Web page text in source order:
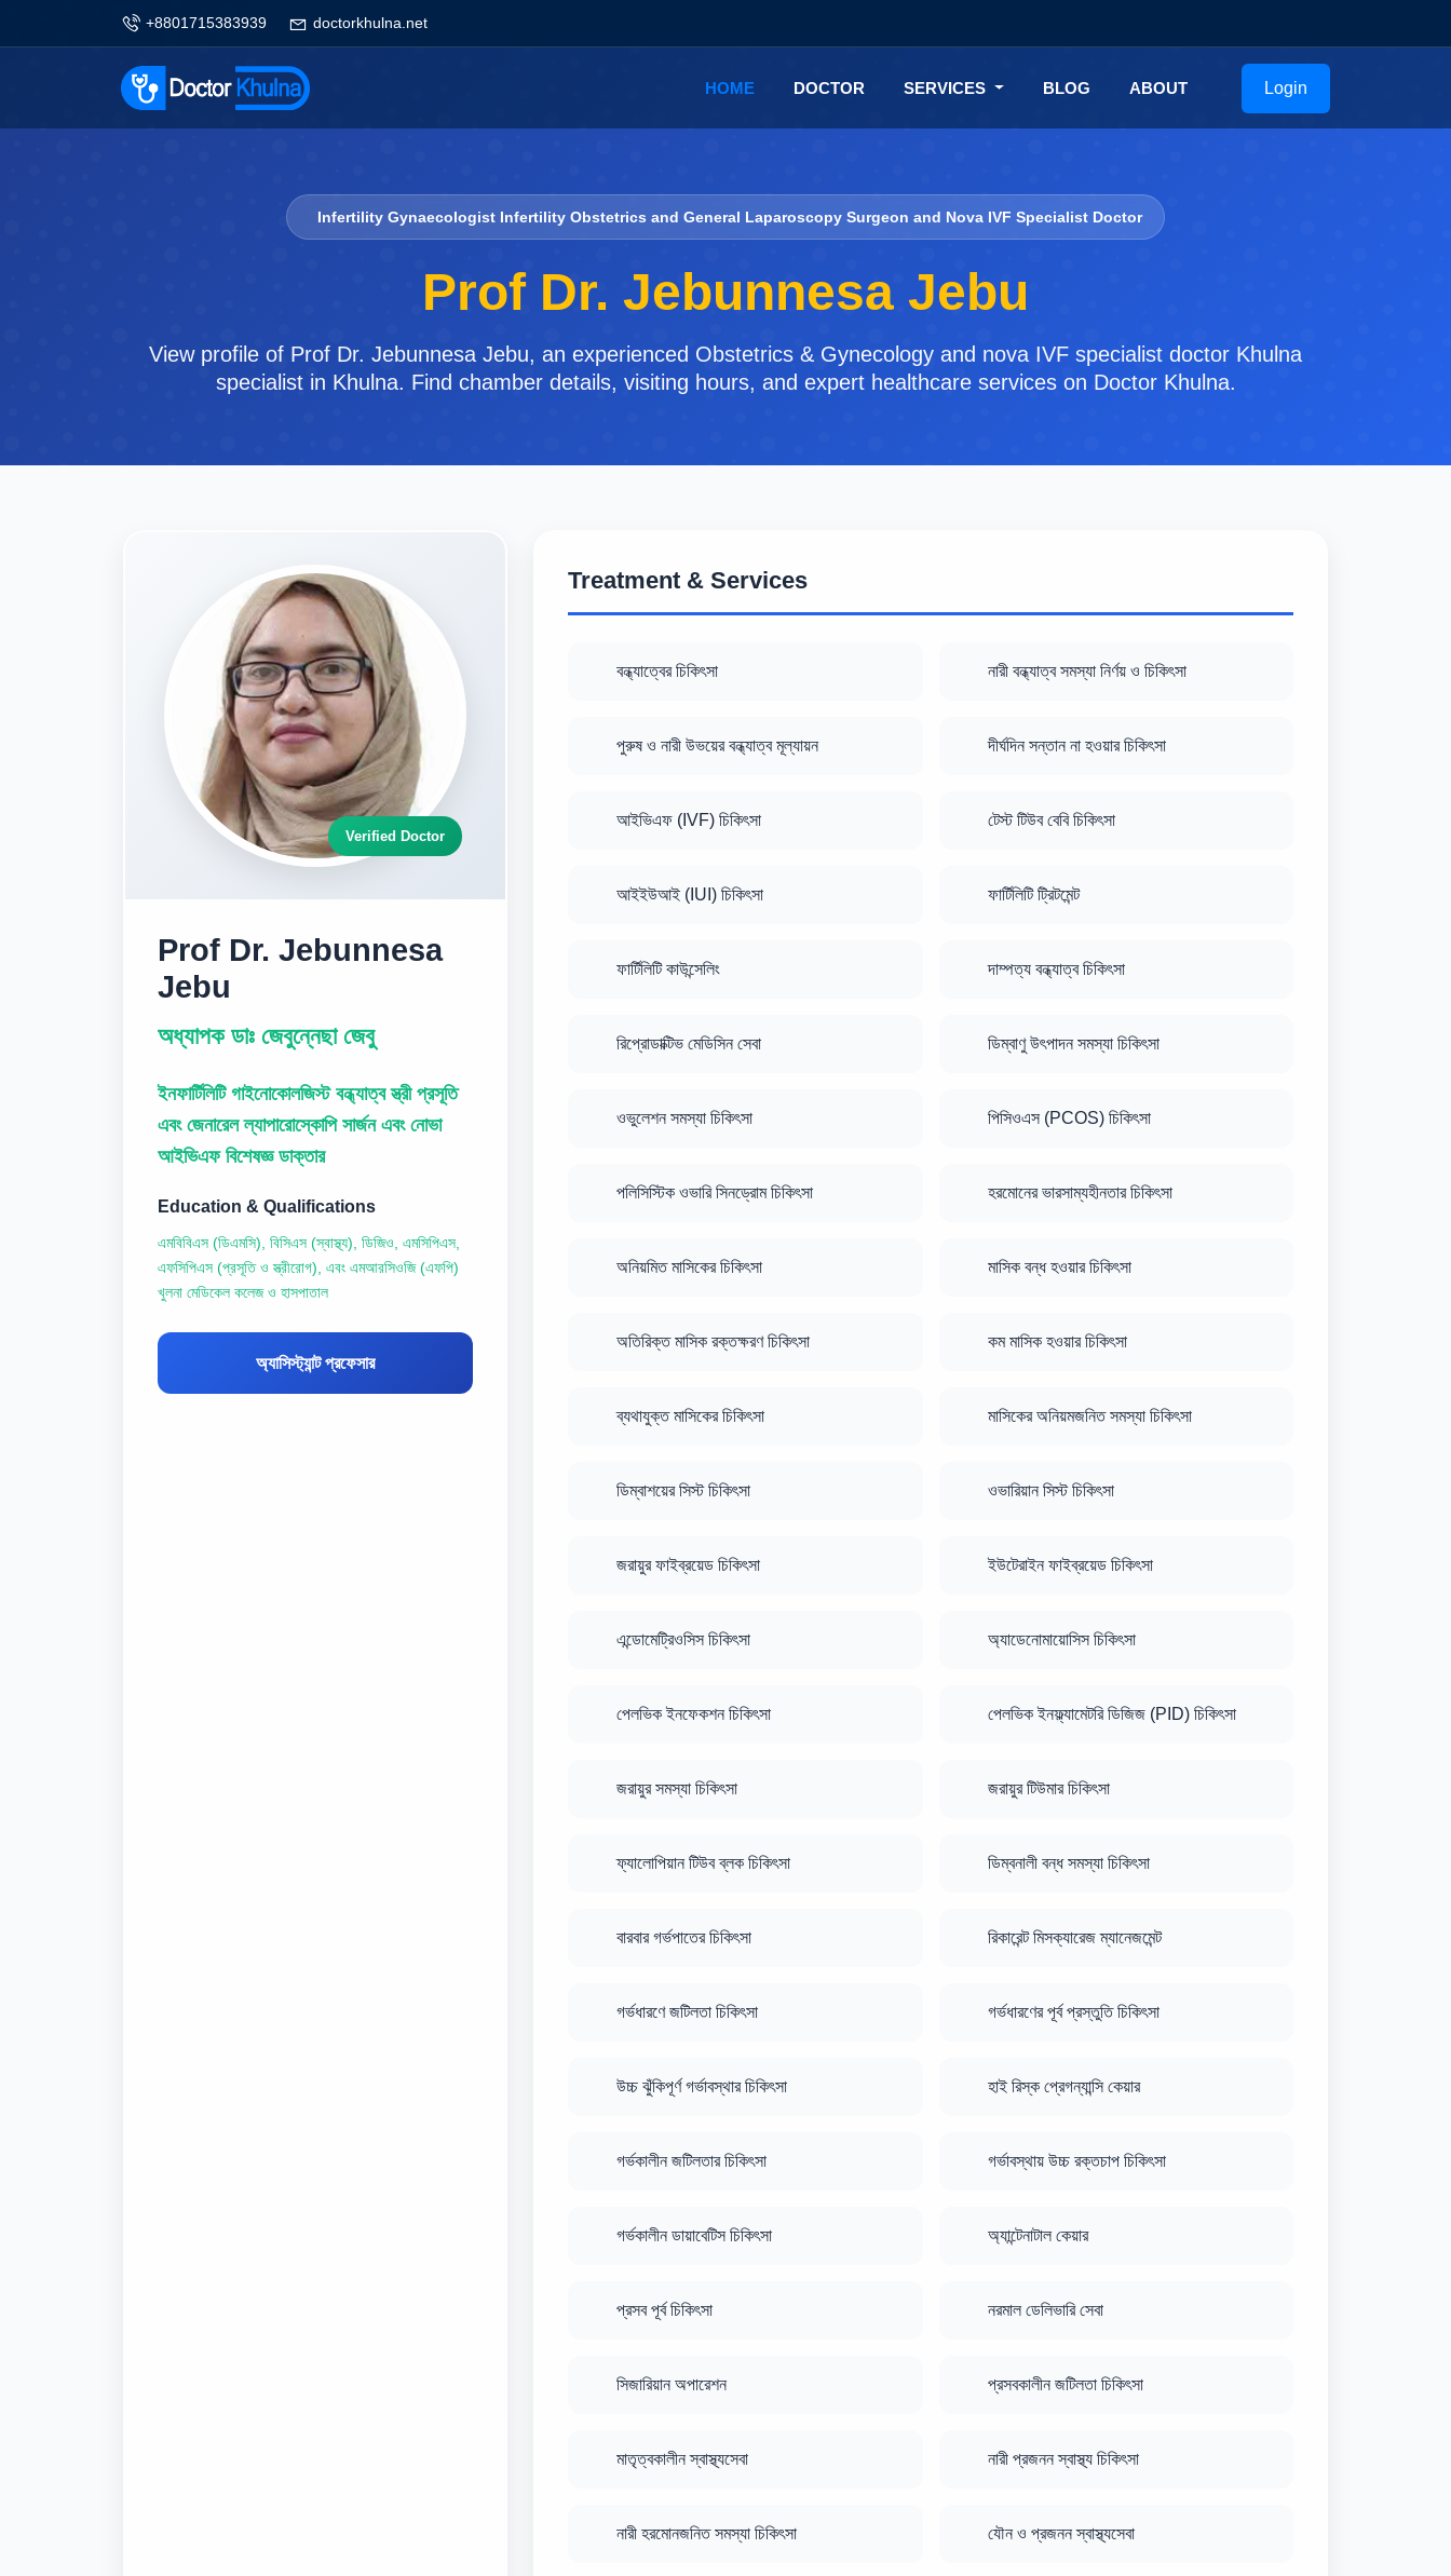
+8801715383939 doctorkhulna.net
HOME DOCTOR SERVICES BLOG ABOUT Login
Infertility Gynaecologist Infertility Obstetrics and General Laparoscopy Surgeon and Nova IVF Specialist Doctor
Prof Dr. Jebunnesa Jebu
View profile of Prof Dr. Jebunnesa Jebu, an experienced Obstetrics & Gynecology and nova IVF specialist doctor Khulna
specialist in Khulna. Find chamber details, visiting hours, and expert healthcare services on Doctor Khulna.
Verified Doctor
Prof Dr. Jebunnesa
Jebu
অধ্যাপক ডাঃ জেবুন্নেছা জেবু
ইনফার্টিলিটি গাইনোকোলজিস্ট বন্ধ্যাত্ব স্ত্রী প্রসূতি
এবং জেনারেল ল্যাপারোস্কোপি সার্জন এবং নোভা
আইভিএফ বিশেষজ্ঞ ডাক্তার
Education & Qualifications
এমবিবিএস (ডিএমসি), বিসিএস (স্বাস্থ্য), ডিজিও, এমসিপিএস,
এফসিপিএস (প্রসূতি ও স্ত্রীরোগ), এবং এমআরসিওজি (এফপি)
খুলনা মেডিকেল কলেজ ও হাসপাতাল
অ্যাসিস্ট্যান্ট প্রফেসার
Treatment & Services
বন্ধ্যাত্বের চিকিৎসা নারী বন্ধ্যাত্ব সমস্যা নির্ণয় ও চিকিৎসা
পুরুষ ও নারী উভয়ের বন্ধ্যাত্ব মূল্যায়ন দীর্ঘদিন সন্তান না হওয়ার চিকিৎসা
আইভিএফ (IVF) চিকিৎসা টেস্ট টিউব বেবি চিকিৎসা
আইইউআই (IUI) চিকিৎসা ফার্টিলিটি ট্রিটমেন্ট
ফার্টিলিটি কাউন্সেলিং দাম্পত্য বন্ধ্যাত্ব চিকিৎসা
রিপ্রোডাক্টিভ মেডিসিন সেবা ডিম্বাণু উৎপাদন সমস্যা চিকিৎসা
ওভুলেশন সমস্যা চিকিৎসা পিসিওএস (PCOS) চিকিৎসা
পলিসিস্টিক ওভারি সিনড্রোম চিকিৎসা হরমোনের ভারসাম্যহীনতার চিকিৎসা
অনিয়মিত মাসিকের চিকিৎসা মাসিক বন্ধ হওয়ার চিকিৎসা
অতিরিক্ত মাসিক রক্তক্ষরণ চিকিৎসা কম মাসিক হওয়ার চিকিৎসা
ব্যথাযুক্ত মাসিকের চিকিৎসা মাসিকের অনিয়মজনিত সমস্যা চিকিৎসা
ডিম্বাশয়ের সিস্ট চিকিৎসা ওভারিয়ান সিস্ট চিকিৎসা
জরায়ুর ফাইব্রয়েড চিকিৎসা ইউটেরাইন ফাইব্রয়েড চিকিৎসা
এন্ডোমেট্রিওসিস চিকিৎসা অ্যাডেনোমায়োসিস চিকিৎসা
পেলভিক ইনফেকশন চিকিৎসা পেলভিক ইনফ্ল্যামেটরি ডিজিজ (PID) চিকিৎসা
জরায়ুর সমস্যা চিকিৎসা জরায়ুর টিউমার চিকিৎসা
ফ্যালোপিয়ান টিউব ব্লক চিকিৎসা ডিম্বনালী বন্ধ সমস্যা চিকিৎসা
বারবার গর্ভপাতের চিকিৎসা রিকারেন্ট মিসক্যারেজ ম্যানেজমেন্ট
গর্ভধারণে জটিলতা চিকিৎসা গর্ভধারণের পূর্ব প্রস্তুতি চিকিৎসা
উচ্চ ঝুঁকিপূর্ণ গর্ভাবস্থার চিকিৎসা হাই রিস্ক প্রেগন্যান্সি কেয়ার
গর্ভকালীন জটিলতার চিকিৎসা গর্ভাবস্থায় উচ্চ রক্তচাপ চিকিৎসা
গর্ভকালীন ডায়াবেটিস চিকিৎসা অ্যান্টেনাটাল কেয়ার
প্রসব পূর্ব চিকিৎসা নরমাল ডেলিভারি সেবা
সিজারিয়ান অপারেশন প্রসবকালীন জটিলতা চিকিৎসা
মাতৃত্বকালীন স্বাস্থ্যসেবা নারী প্রজনন স্বাস্থ্য চিকিৎসা
নারী হরমোনজনিত সমস্যা চিকিৎসা যৌন ও প্রজনন স্বাস্থ্যসেবা